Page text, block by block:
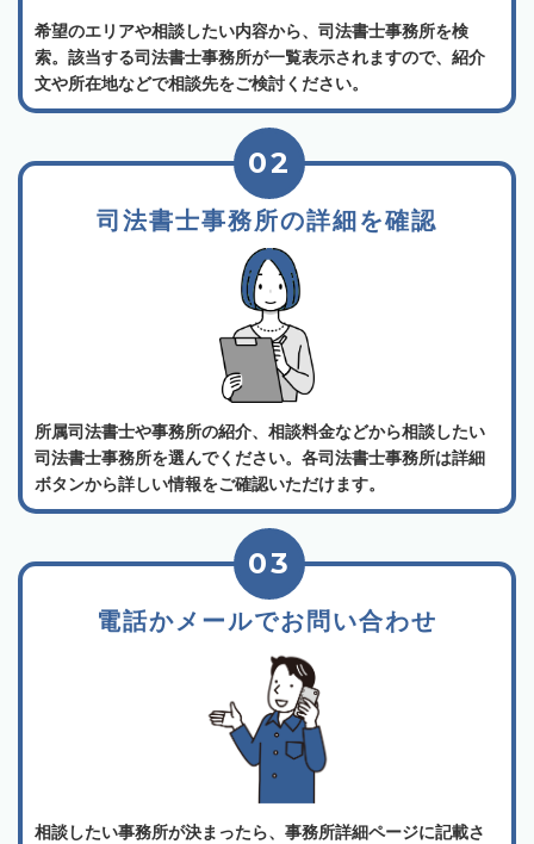
希望のエリアや相談したい内容から、司法書士事務所を検
索。該当する司法書士事務所が一覧表示されますので、紹介
文や所在地などで相談先をご検討ください。
司法書士事務所の詳細を確認
02
所属司法書士や事務所の紹介、相談料金などから相談したい
司法書士事務所を選んでください。各司法書士事務所は詳細
ボタンから詳しい情報をご確認いただけます。
電話かメールでお問い合わせ
03
相談したい事務所が決まったら、事務所詳細ページに記載さ